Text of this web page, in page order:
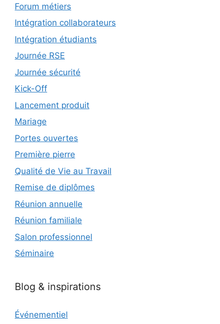
Forum métiers
Intégration collaborateurs
Intégration étudiants
Journée RSE
Journée sécurité
Kick-Off
Lancement produit
Mariage
Portes ouvertes
Première pierre
Qualité de Vie au Travail
Remise de diplômes
Réunion annuelle
Réunion familiale
Salon professionnel
Séminaire
Blog & inspirations
Événementiel